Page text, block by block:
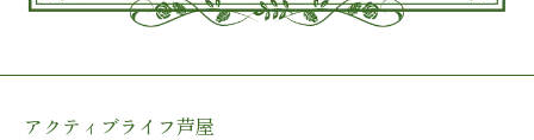
アクティブライフ芦屋